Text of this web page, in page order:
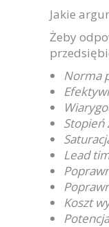
Jakie
Żeby
Norma
Stopień
Lead
Koszt